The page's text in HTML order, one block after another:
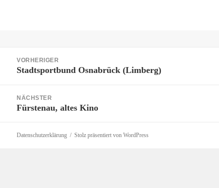
VORHERIGER
Vorheriger
Stadtsportbund Osnabrück (Limberg)
NÄCHSTER
Nächster
Fürstenau, altes Kino
Datenschutzerklärung Stolz präsentiert von WordPress